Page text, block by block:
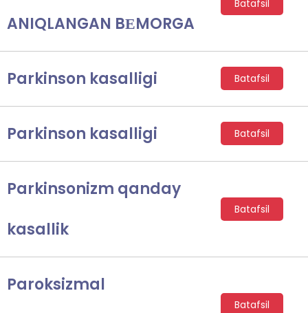
ANIQLANGAN BЕMORGA
Batafsil
Parkinson kasalligi Batafsil
Parkinson kasalligi Batafsil
Parkinsonizm qanday
kasallik
Batafsil
Paroksizmal
Batafsil